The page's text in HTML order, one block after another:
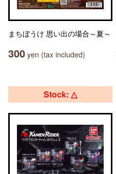
まちぼうけ 思い出の場合～夏～
300 yen (tax included)
Stock: △